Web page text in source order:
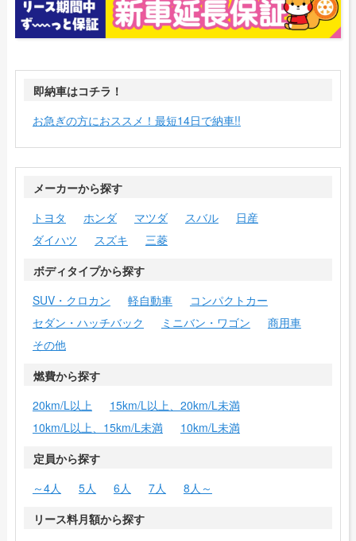
即納車はコチラ！
お急ぎの方におススメ！最短14日で納車!!
メーカーから探す
トヨタ
ホンダ マツダ スバル
日産
ダイハツ
スズキ
三菱
ボディタイプから探す
SUV・クロカン
軽自動車
コンパクトカー
セダン・ハッチバック
ミニバン・ワゴン
商用車
その他
燃費から探す
20km/L以上
15km/L以上、20km/L未満
10km/L以上、15km/L未満
10km/L未満
定員から探す
～4人
5人 6人 7人
8人～
リース料月額から探す